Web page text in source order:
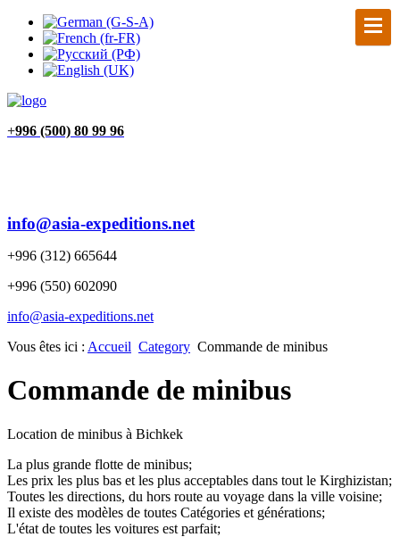
+996 (500) 80 99 96
info@asia-expeditions.net
+996 (312) 665644
+996 (550) 602090
info@asia-expeditions.net
Vous êtes ici : Accueil Category Commande de minibus
Commande de minibus
Location de minibus à Bichkek
La plus grande flotte de minibus;
Les prix les plus bas et les plus acceptables dans tout le Kirghizistan;
Toutes les directions, du hors route au voyage dans la ville voisine;
Il existe des modèles de toutes Catégories et générations;
L'état de toutes les voitures est parfait;